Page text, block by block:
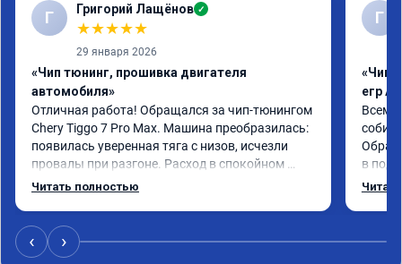
Г Григорий Лащёнов ✓
★★★★★
29 января 2026
«Чип тюнинг, прошивка двигателя
автомобиля»
Отличная работа! Обращался за чип-тюнингом
Chery Tiggo 7 Pro Max. Машина преобразилась:
появилась уверенная тяга с низов, исчезли
провалы при разгоне. Расход в спокойном
режиме даже немного снизился. Все сделали
Читать полностью
Г
«Чип
егр
Всем
в
‹ ›